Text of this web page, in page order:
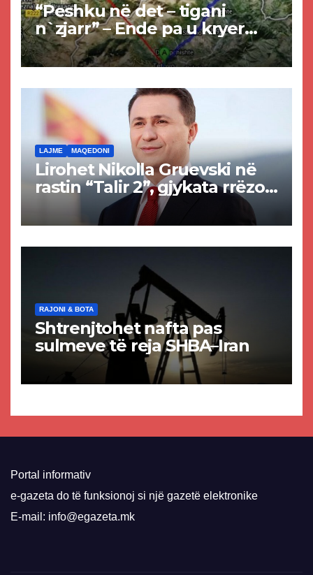
“Peshku në det – tigani
n`zjarr” – Ende pa u kryer
projekti i tunelit, komuna e
Tetovës nis punimet për
LAJME MAQEDONI
Lirohet Nikolla Gruevski në
rastin “Talir 2”, gjykata rrëzon
akuzat për ndërtimin e
paligjshëm të selisë së
RAJONI & BOTA
Shtrenjtohet nafta pas
sulmeve të reja SHBA–Iran
Portal informativ
e-gazeta do të funksionoj si një gazetë elektronike
E-mail: info@egazeta.mk